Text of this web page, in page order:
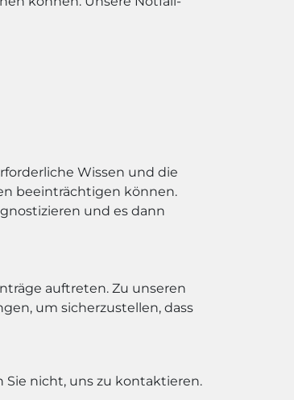
Wissen und die
beeinträchtigen können.
und es dann
auftreten. Zu unseren
um sicherzustellen, dass
Sie nicht, uns zu kontaktieren.